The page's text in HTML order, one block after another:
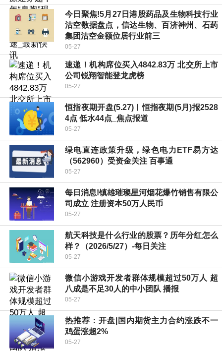
今日聚焦!5月27日港股药品及生物科技行业
沽空数据盘点，信达生物、百济神州、石药
集团沽空金额位居行业前三
05-27
速递！机构席位买入4842.83万 北交所上市
公司锐翔智能登龙虎榜
05-27
恒指夜期开盘(5.27)︱恒指夜期(5月)报2528
4点 低水44点_焦点报道
05-27
绿电直连政策升级，绿色电力ETF易方达
（562960）受资金关注 百事通
05-27
每日消息!镇雄璀璨星河烟花爆竹销售有限公
司成立 注册资本50万人民币
05-27
航天科技是什么行业的股票？历年分红怎么
样？（2026/5/27）-每日关注
05-27
微信小游戏开发者群体规模超过50万人 超
八成是不足30人的中小团队 播报
05-27
热推荐：开盘|国内期货主力合约涨跌不一
鸡蛋涨超2%
05-27